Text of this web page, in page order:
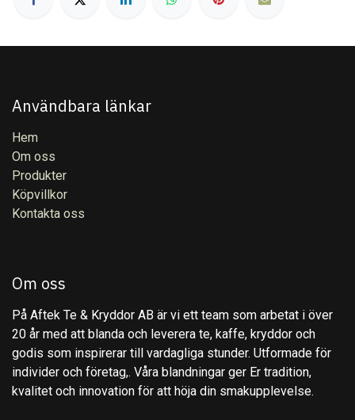
Användbara länkar
Hem
Om oss
Produkter
Köpvillkor
Kontakta oss
Om oss
På Aftek Te & Kryddor AB är vi ett team som arbetat i över
20 år med att blanda och leverera te, kaffe, kryddor och
godis som inspirerar till vardagliga stunder. Utformade för
individer och företag,. Våra blandningar ger Er tradition,
kvalitet och innovation för att höja din smakupplevelse.